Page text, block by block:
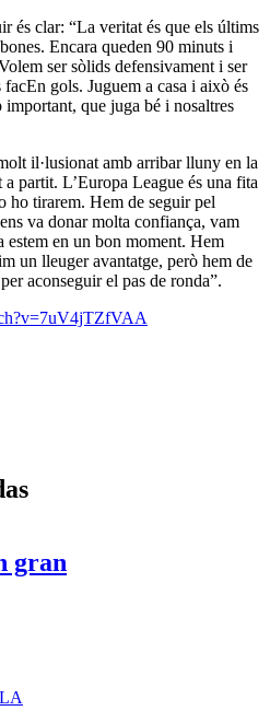
és clar: “La veritat és que els últims
Encara queden 90 minuts i
ser sòlids defensivament i ser
gols. Juguem a casa i això és
que juga bé i nosaltres
il·lusionat amb arribar lluny en la
partit. L’Europa League és una fita
ho tirarem. Hem de seguir pel
va donar molta confiança, vam
en un bon moment. Hem
un lleuger avantatge, però hem de
aconseguir el pas de ronda”.
gran